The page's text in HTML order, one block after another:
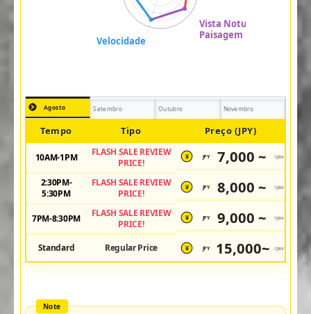
Agosto Setembro Outubro Novembro
Tempo Tipo Preço (JPY)
10AM-1PM
FLASH SALE REVIEW
PRICE!
¥ JPY 7,000 ~ /pax
2:30PM-
5:30PM
FLASH SALE REVIEW
PRICE!
¥ JPY 8,000 ~ /pax
7PM-8:30PM
FLASH SALE REVIEW
PRICE!
¥ JPY 9,000 ~ /pax
Standard Regular Price ¥ JPY 15,000~ /pax